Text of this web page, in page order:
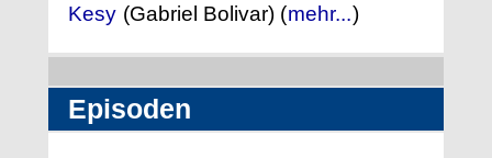
Kesy (Gabriel Bolivar) (mehr...)
Episoden